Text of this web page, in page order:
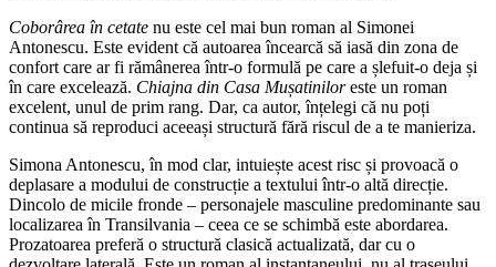
Coborârea în cetate nu este cel mai bun roman al Simonei
Antonescu. Este evident că autoarea încearcă să iasă din zona de
confort care ar fi rămânerea într-o formulă pe care a șlefuit-o deja și
în care excelează. Chiajna din Casa Mușatiniloreste un roman
excelent, unul de prim rang. Dar, ca autor, înțelegi că nu poți
continua să reproduci aceeași structură fără riscul de a te manieriza.
Simona Antonescu, în mod clar, intuiește acest risc și provoacă o
deplasare a modului de construcție a textului într-o altă direcție.
Dincolo de micile fronde – personajele masculine predominante sau
localizarea în Transilvania – ceea ce se schimbă este abordarea.
Prozatoarea preferă o structură clasică actualizată, dar cu o